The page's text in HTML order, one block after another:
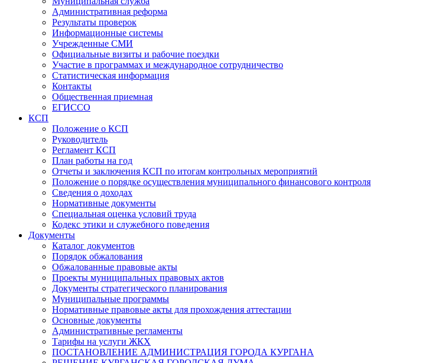
Административная реформа
Результаты проверок
Информационные системы
Учрежденные СМИ
Официальные визиты и рабочие поездки
Участие в программах и международное сотрудничество
Статистическая информация
Контакты
Общественная приемная
ЕГИССО
КСП
Положение о КСП
Руководитель
Регламент КСП
План работы на год
Отчеты и заключения КСП по итогам контрольных мероприятий
Положение о порядке осуществления муниципального финансового контроля
Сведения о доходах
Нормативные документы
Специальная оценка условий труда
Кодекс этики и служебного поведения
Документы
Каталог документов
Порядок обжалования
Обжалованные правовые акты
Проекты муниципальных правовых актов
Документы стратегического планирования
Муниципальные программы
Нормативные правовые акты для прохождения аттестации
Основные документы
Административные регламенты
Тарифы на услуги ЖКХ
ПОСТАНОВЛЕНИЕ АДМИНИСТРАЦИЯ ГОРОДА КУРГАНА